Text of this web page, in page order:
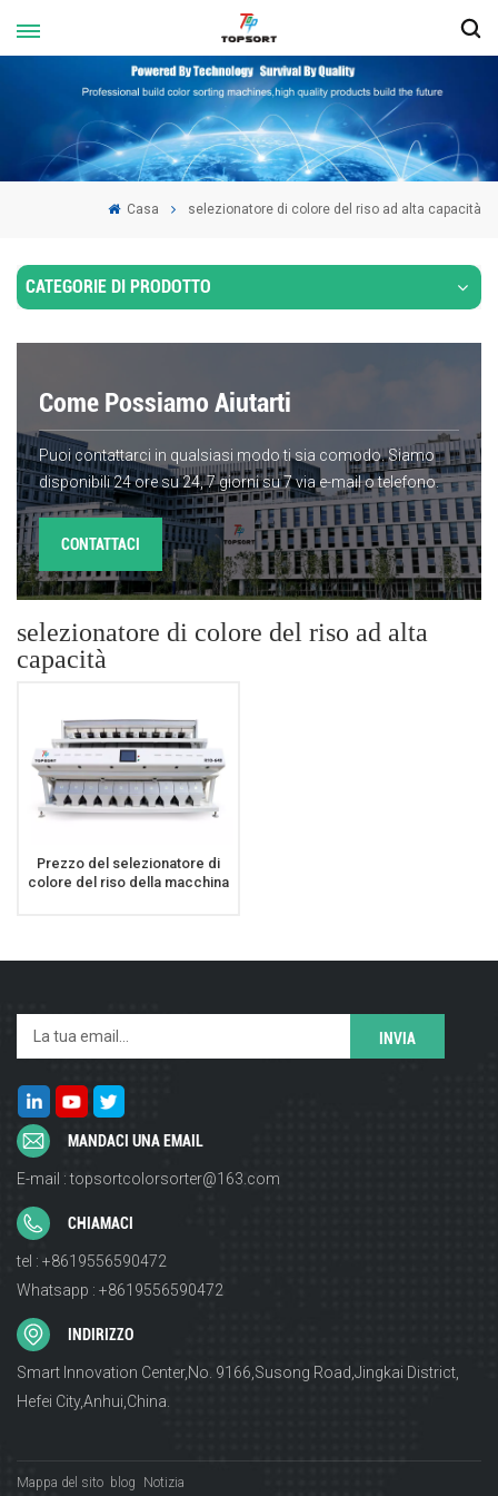
Casa selezionatore di colore del riso ad alta capacità
CATEGORIE DI PRODOTTO
Come Possiamo Aiutarti
Puoi contattarci in qualsiasi modo ti sia comodo. Siamo
disponibili 24 ore su 24, 7 giorni su 7 via e-mail o telefono.
CONTATTACI
selezionatore di colore del riso ad alta
capacità
Prezzo del selezionatore di
colore del riso della macchina
MANDACI UNA EMAIL
E-mail : topsortcolorsorter@163.com
CHIAMACI
tel : +8619556590472
Whatsapp : +8619556590472
INDIRIZZO
Smart Innovation Center,No. 9166,Susong Road,Jingkai District,
Hefei City,Anhui,China.
Mappa del sito blog Notizia